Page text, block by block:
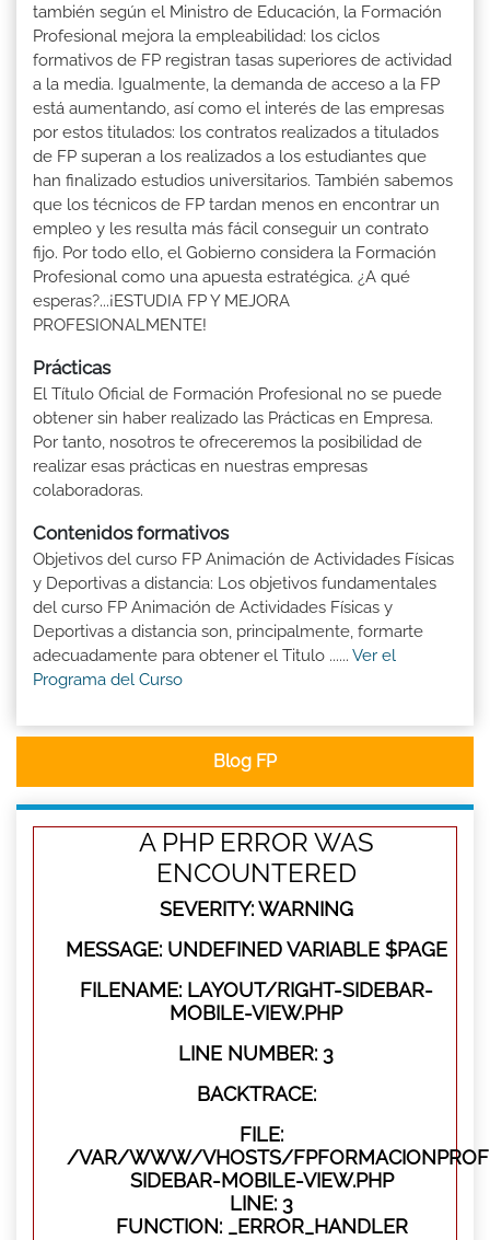
también según el Ministro de Educación, la Formación
Profesional mejora la empleabilidad: los ciclos
formativos de FP registran tasas superiores de actividad
a la media. Igualmente, la demanda de acceso a la FP
está aumentando, así como el interés de las empresas
por estos titulados: los contratos realizados a titulados
de FP superan a los realizados a los estudiantes que
han finalizado estudios universitarios. También sabemos
que los técnicos de FP tardan menos en encontrar un
empleo y les resulta más fácil conseguir un contrato
fijo. Por todo ello, el Gobierno considera la Formación
Profesional como una apuesta estratégica. ¿A qué
esperas?...¡ESTUDIA FP Y MEJORA
PROFESIONALMENTE!
Prácticas
El Título Oficial de Formación Profesional no se puede
obtener sin haber realizado las Prácticas en Empresa.
Por tanto, nosotros te ofreceremos la posibilidad de
realizar esas prácticas en nuestras empresas
colaboradoras.
Contenidos formativos
Objetivos del curso FP Animación de Actividades Físicas
y Deportivas a distancia: Los objetivos fundamentales
del curso FP Animación de Actividades Físicas y
Deportivas a distancia son, principalmente, formarte
adecuadamente para obtener el Titulo ...... Ver el
Programa del Curso
Blog FP
A PHP ERROR WAS
ENCOUNTERED
SEVERITY: WARNING
MESSAGE: UNDEFINED VARIABLE $PAGE
FILENAME: LAYOUT/RIGHT-SIDEBAR-
MOBILE-VIEW.PHP
LINE NUMBER: 3
BACKTRACE:
FILE:
/VAR/WWW/VHOSTS/
SIDEBAR-MOBILE-VIEW.PHP
LINE: 3
FUNCTION: _ERROR_HANDLER